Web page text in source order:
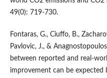
49(0): 719-730.
Fontaras, G., Ciuffo, B.,
Pavlovic, J., &
between reported and real-
improvement can be expected